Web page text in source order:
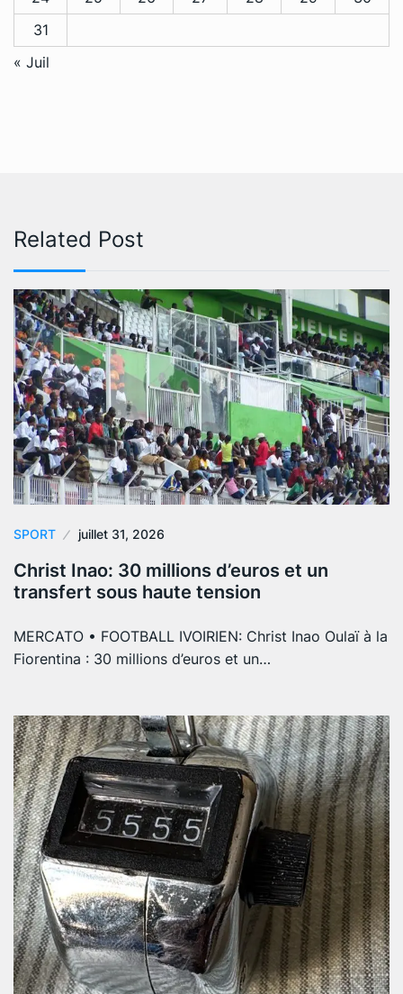
31
« Juil
Related Post
SPORT juillet 31, 2026
Christ Inao: 30 millions d’euros et un
transfert sous haute tension
MERCATO • FOOTBALL IVOIRIEN: Christ Inao Oulaï à la
Fiorentina : 30 millions d’euros et un…